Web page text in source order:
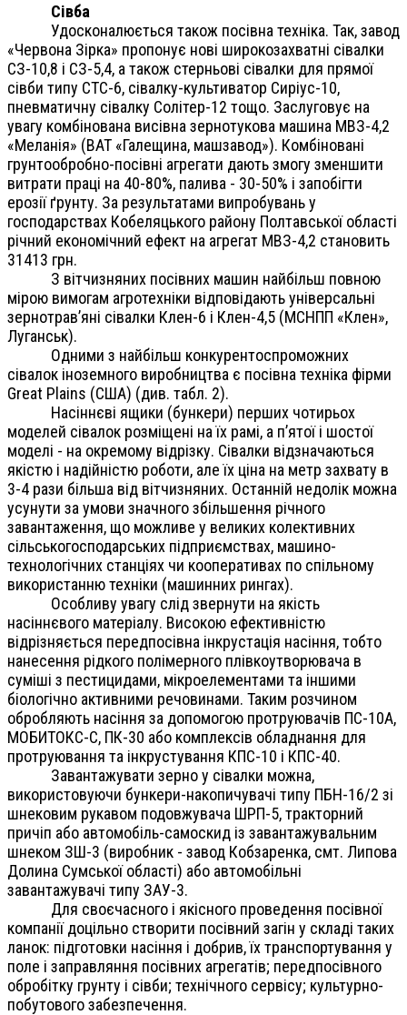
Сівба
Удосконалюється також посівна техніка. Так, завод
«Червона Зірка» пропонує нові широкозахватні сівалки
СЗ-10,8 і СЗ-5,4, а також стерньові сівалки для прямої
сівби типу СТС-6, сівалку-культиватор Сиріус-10,
пневматичну сівалку Солітер-12 тощо. Заслуговує на
увагу комбінована висівна зернотукова машина МВЗ-4,2
«Меланія» (ВАТ «Галещина, машзавод»). Комбіновані
грунтообробно-посівні агрегати дають змогу зменшити
витрати праці на 40-80%, палива - 30-50% і запобігти
ерозії ґрунту. За результатами випробувань у
господарствах Кобеляцького району Полтавської області
річний економічний ефект на агрегат МВЗ-4,2 становить
31413 грн.
З вітчизняних посівних машин найбільш повною
мірою вимогам агротехніки відповідають універсальні
зернотрав’яні сівалки Клен-6 і Клен-4,5 (МСНПП «Клен»,
Луганськ).
Одними з найбільш конкурентоспроможних
сівалок іноземного виробництва є посівна техніка фірми
Great Plains (США) (див. табл. 2).
Насіннєві ящики (бункери) перших чотирьох
моделей сівалок розміщені на їх рамі, а п’ятої і шостої
моделі - на окремому відрізку. Сівалки відзначаються
якістю і надійністю роботи, але їх ціна на метр захвату в
3-4 рази більша від вітчизняних. Останній недолік можна
усунути за умови значного збільшення річного
завантаження, що можливе у великих колективних
сільськогосподарських підприємствах, машино-
технологічних станціях чи кооперативах по спільному
використанню техніки (машинних рингах).
Особливу увагу слід звернути на якість
насіннєвого матеріалу. Високою ефективністю
відрізняється передпосівна інкрустація насіння, тобто
нанесення рідкого полімерного плівкоутворювача в
суміші з пестицидами, мікроелементами та іншими
біологічно активними речовинами. Таким розчином
обробляють насіння за допомогою протруювачів ПС-10А,
МОБИТОКС-С, ПК-30 або комплексів обладнання для
протруювання та інкрустування КПС-10 і КПС-40.
Завантажувати зерно у сівалки можна,
використовуючи бункери-накопичувачі типу ПБН-16/2 зі
шнековим рукавом подовжувача ШРП-5, тракторний
причіп або автомобіль-самоскид із завантажувальним
шнеком ЗШ-3 (виробник - завод Кобзаренка, смт. Липова
Долина Сумської області) або автомобільні
завантажувачі типу ЗАУ-3.
Для своєчасного і якісного проведення посівної
компанії доцільно створити посівний загін у складі таких
ланок: підготовки насіння і добрив, їх транспортування у
поле і заправляння посівних агрегатів; передпосівного
обробітку грунту і сівби; технічного сервісу; культурно-
побутового забезпечення.